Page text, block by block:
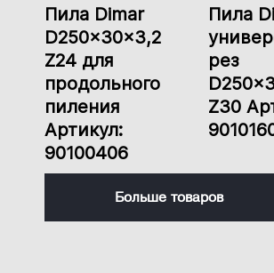
Пила Dimar
D250x30x3,2
Z24 для
продольного
пиления
Артикул:
90100406
Пила
рез
Z30
Больше товаров